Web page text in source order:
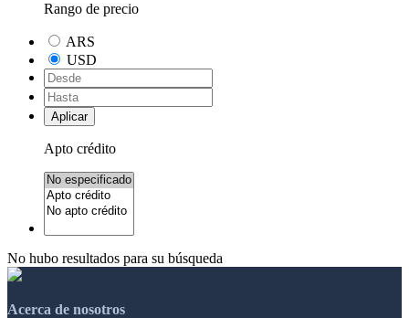
Rango de precio
ARS
USD
Aplicar
Apto crédito
No hubo resultados para su búsqueda
Acerca de nosotros